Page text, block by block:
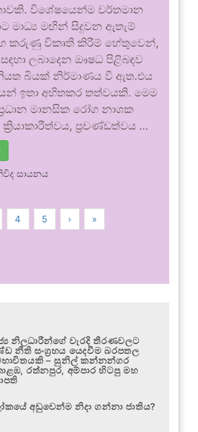
විශේෂයෙන්ම වර්තමාන
මාධ්‍ය මඟින් සිදුවන ඇතැම්
සහ කරුණු විකෘති කිරීම් හේතුවෙන්,
ලබාදෙන ඖෂධ පිළිබඳව
බියක් නිර්මාණය වී ඇත.එය
ඉතා අහිතකර තත්වයකි. මෙම
මානසික රෝග නාශක
ප්‍රචණ්ඩත්වය …
සායනය
4 5 › »
නිලධාරීන්ගේ වැරදි තීරණවලට
නීති සංග්‍රහය යෙදවීම බරපතල
– සුනිල් කන්නන්ගර
රත්නපුර, අම්පාර හිටපු මහ
අඩුවෙන්ම නිදා ගන්නා ජාතිය?